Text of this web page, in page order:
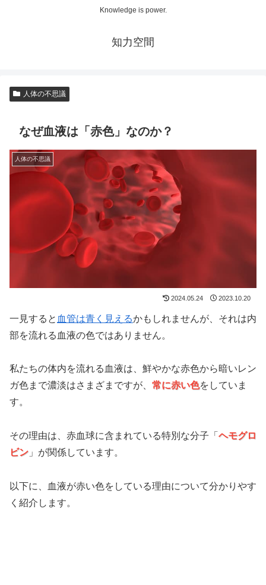
Knowledge is power.
知力空間
人体の不思議
なぜ血液は「赤色」なのか？
人体の不思議
2024.05.24 2023.10.20
一見すると 血管は青く見えるかもしれませんが、それは内
部を流れる血液の色ではありません。
私たちの体内を流れる血液は、鮮やかな赤色から暗いレン
ガ色まで濃淡はさまざまですが、 常に赤い色をしていま
す。
その理由は、赤血球に含まれている特別な分子「 ヘモグロ
ビン 」が関係しています。
以下に、血液が赤い色をしている理由について分かりやす
く紹介します。